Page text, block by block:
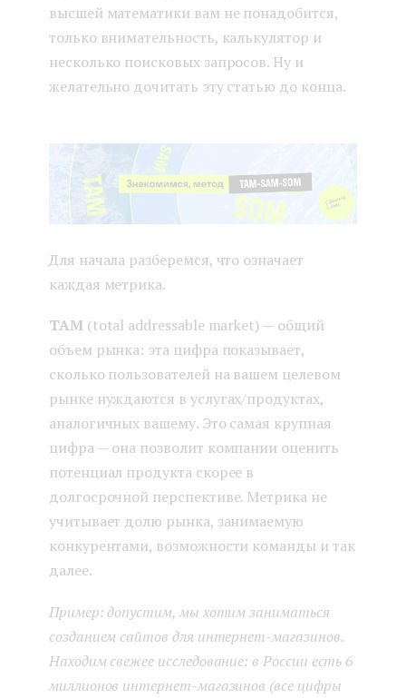
высшей математики вам не понадобится,
только внимательность, калькулятор и
несколько поисковых запросов. Ну и
желательно дочитать эту статью до конца.
Для начала разберемся, что означает
каждая метрика.
TAM (total addressable market) — общий
объем рынка: эта цифра показывает,
сколько пользователей на вашем целевом
рынке нуждаются в услугах/продуктах,
аналогичных вашему. Это самая крупная
цифра — она позволит компании оценить
потенциал продукта скорее в
долгосрочной перспективе. Метрика не
учитывает долю рынка, занимаемую
конкурентами, возможности команды и так
далее.
Пример: допустим, мы хотим заниматься
созданием сайтов для интернет-магазинов.
Находим свежее исследование: в России есть 6
миллионов интернет-магазинов (все цифры